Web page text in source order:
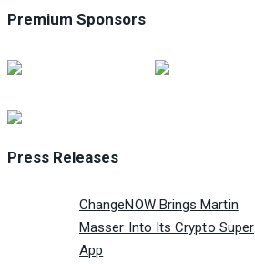
Premium Sponsors
Press Releases
ChangeNOW Brings Martin
Masser Into Its Crypto Super
App